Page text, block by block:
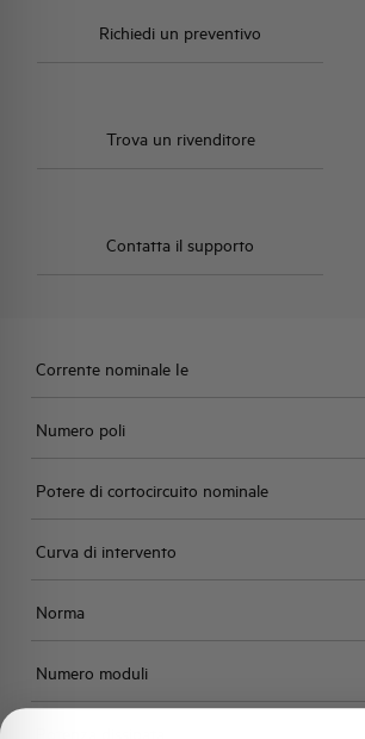
Richiedi un preventivo
Trova un rivenditore
Contatta il supporto
Corrente nominale Ie
Numero poli
Potere di cortocircuito nominale
Curva di intervento
Norma
Numero moduli